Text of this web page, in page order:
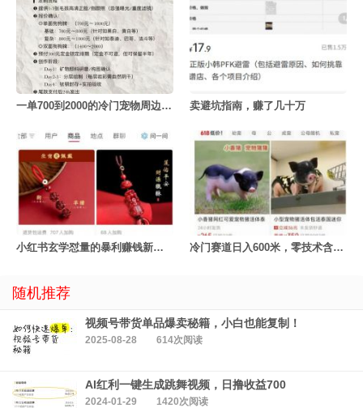
一单700到2000的冷门宠物周边定制项目 卖避坑指南，赚了几十万
小红书玄学怼量的暴利赚钱新玩法 冷门赛道日入600米，零技术含量！
随机推荐
视频号带货单品爆卖秘籍，小白也能复制！
2025-08-28 614次阅读
AI红利一键生成跳舞视频，日撸收益700
2024-01-29 1420次阅读